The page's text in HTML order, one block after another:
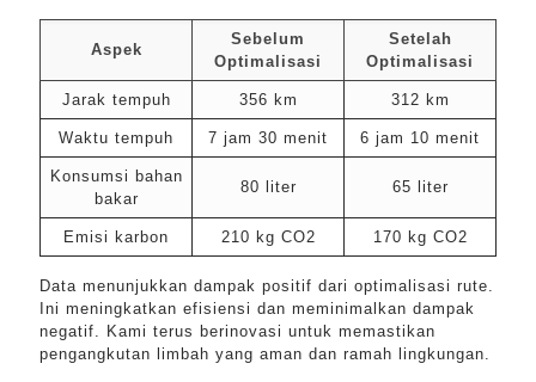
Aspek
Sebelum
Optimalisasi
Setelah
Optimalisasi
Jarak tempuh 356 km 312 km
Waktu tempuh 7 jam 30 menit 6 jam 10 menit
Konsumsi bahan
bakar
80 liter 65 liter
Emisi karbon 210 kg CO2 170 kg CO2
Data menunjukkan dampak positif dari optimalisasi rute.
Ini meningkatkan efisiensi dan meminimalkan dampak
negatif. Kami terus berinovasi untuk memastikan
pengangkutan limbah yang aman dan ramah lingkungan.